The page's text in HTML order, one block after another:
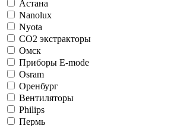
Астана
Nanolux
Nyota
СО2 экстракторы
Омск
Приборы E-mode
Osram
Оренбург
Вентиляторы
Philips
Пермь